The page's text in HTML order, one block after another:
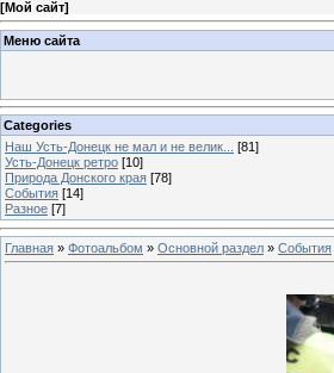
[Мой сайт]
Меню сайта
Categories
Наш Усть-Донецк не мал и не велик...
[81]
Усть-Донецк ретро [10]
Природа Донского края [78]
События [14]
Разное [7]
Главная » Фотоальбом » Основной раздел » События